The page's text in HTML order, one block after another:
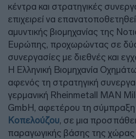
κέντρα και στρατηγικές
επιχειρεί να
αμυντικής βιομηχανίας της
Ευρώπης, προχωρώντας σε
συνεργασίες με διεθνές και
Η Ελληνική Βιομηχανία
αφενός τη στρατηγική
γερμανική Rheinmetall MAN
GmbH, αφετέρου τη
Κοπελούζου, σε μια
παραγωγικής βάσης της